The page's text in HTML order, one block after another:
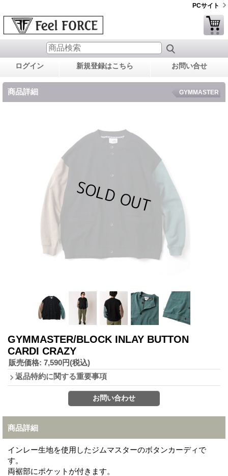
PCサイト
ログイン 新規登録はこちら お問い合せ
商品詳細 GYMMASTER
GYMMASTER/BLOCK INLAY BUTTON
CARDI CRAZY
販売価格: 7,590円(税込)
返品特約に関する重要事項
商品詳細
インレー生地を使用したジムマスターのボタンカーディで
す。
両裾部にポケットが付きます。